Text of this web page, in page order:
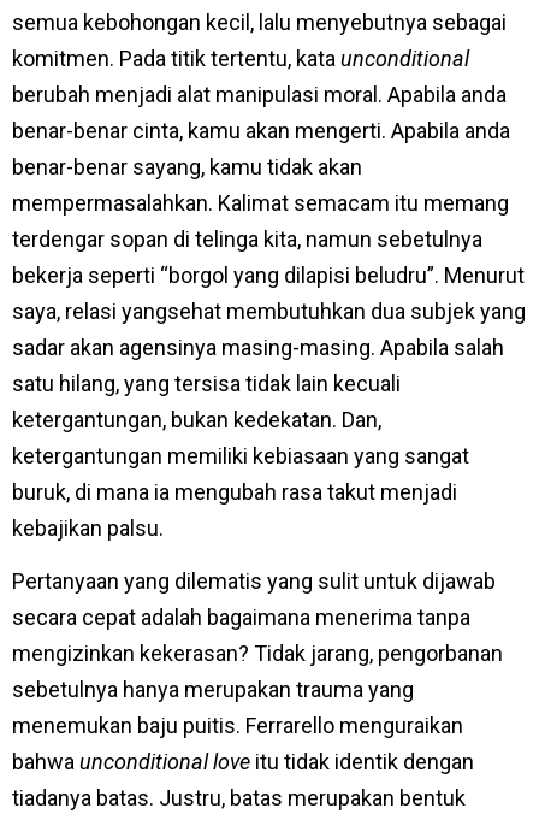
semua kebohongan kecil, lalu menyebutnya sebagai
komitmen. Pada titik tertentu, kata unconditional
berubah menjadi alat manipulasi moral. Apabila anda
benar-benar cinta, kamu akan mengerti. Apabila anda
benar-benar sayang, kamu tidak akan
mempermasalahkan. Kalimat semacam itu memang
terdengar sopan di telinga kita, namun sebetulnya
bekerja seperti “borgol yang dilapisi beludru”. Menurut
saya, relasi yangsehat membutuhkan dua subjek yang
sadar akan agensinya masing-masing. Apabila salah
satu hilang, yang tersisa tidak lain kecuali
ketergantungan, bukan kedekatan. Dan,
ketergantungan memiliki kebiasaan yang sangat
buruk, di mana ia mengubah rasa takut menjadi
kebajikan palsu.
Pertanyaan yang dilematis yang sulit untuk dijawab
secara cepat adalah bagaimana menerima tanpa
mengizinkan kekerasan? Tidak jarang, pengorbanan
sebetulnya hanya merupakan trauma yang
menemukan baju puitis. Ferrarello menguraikan
bahwa unconditional love itu tidak identik dengan
tiadanya batas. Justru, batas merupakan bentuk